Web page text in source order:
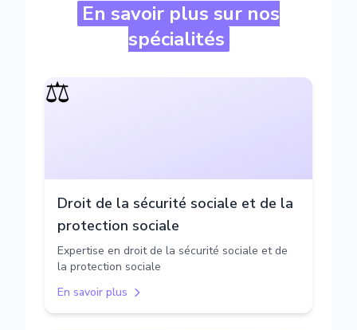
En savoir plus sur nos
spécialités
⚖️
Droit de la sécurité sociale et de la
protection sociale
Expertise en droit de la sécurité sociale et de
la protection sociale
En savoir plus